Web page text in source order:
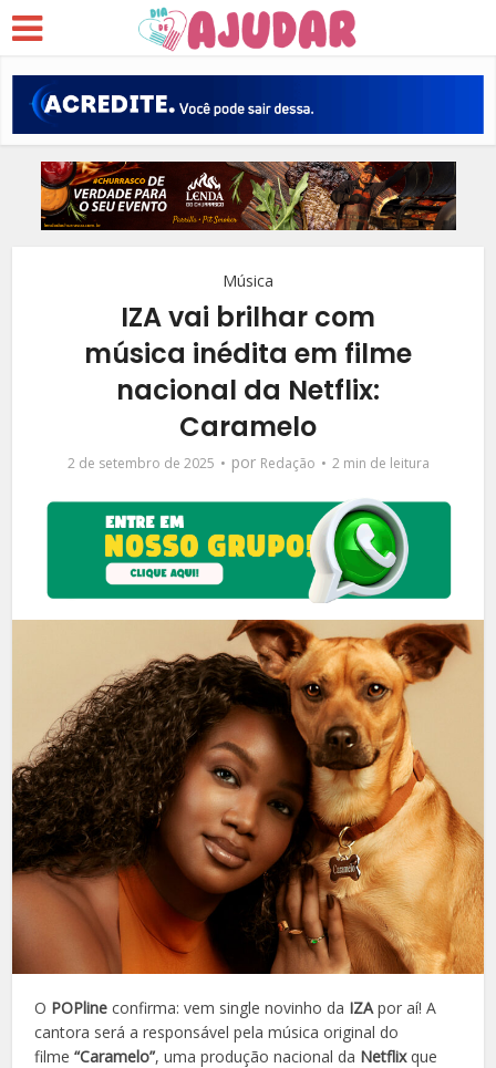
Música
IZA vai brilhar com
música inédita em filme
nacional da Netflix:
Caramelo
2 de setembro de 2025 por Redação 2 min de leitura
O POPline confirma: vem single novinho da IZApor aí! A
cantora será a responsável pela música original do
filme“Caramelo”, uma produção nacional da Netflixque